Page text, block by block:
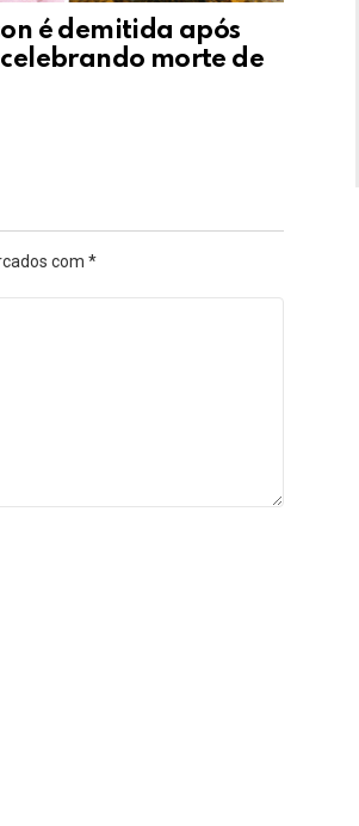
é demitida após
morte de
com *